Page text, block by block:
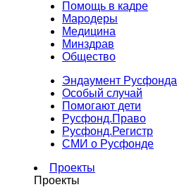
Помощь в кадре
Мародеры
Медицина
Минздрав
Общество
Эндаумент Русфонда
Особый случай
Помогают дети
Русфонд.Право
Русфонд.Регистр
СМИ о Русфонде
Проекты
Проекты